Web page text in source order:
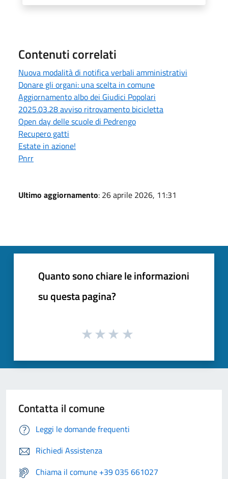
Contenuti correlati
Nuova modalità di notifica verbali amministrativi
Donare gli organi: una scelta in comune
Aggiornamento albo dei Giudici Popolari
2025.03.28 avviso ritrovamento bicicletta
Open day delle scuole di Pedrengo
Recupero gatti
Estate in azione!
Pnrr
Ultimo aggiornamento: 26 aprile 2026, 11:31
Quanto sono chiare le informazioni
su questa pagina?
Contatta il comune
Leggi le domande frequenti
Richiedi Assistenza
Chiama il comune +39 035 661027